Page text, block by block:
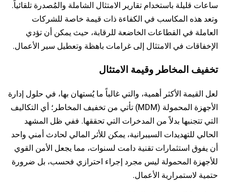
ساعات قليلة باستخدام تقارير الامتثال الشاملة والمُصدرة تلقائياً.
وتعد هذه المكاسب في الكفاءة ذات قيمة خاصة للشركات
العاملة في القطاعات الخاضعة للرقابة، حيث يمكن أن تؤدي
الإخفاقات في الامتثال إلى غرامات باهظة وتعطيل سير الأعمال.
تخفيف المخاطر وقيمة الامتثال
لعل القيمة الأكثر أهمية، والتي غالباً ما يُستهان بها، في حلول إدارة
الأجهزة المحمولة (MDM) تأتي من تخفيف المخاطر؛ أي التكاليف
التي تتجنبها بدلاً من المدخرات التي تحققها. ففي ظل المشهد
الحالي للتهديدات السيبرانية، يمكن للأثر المالي لحادث أمني واحد
أن يفوق استثمارات تقنية دامت لسنوات، مما يجعل الأمن القوي
للأجهزة المحمولة ليس مجرد إجراء احترازي فحسب، بل ضرورة
حتمية لاستمرارية الأعمال.